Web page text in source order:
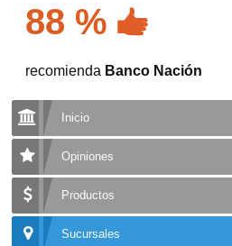
88 %
recomienda Banco Nación
Inicio
Opiniones
Productos
Sucursales